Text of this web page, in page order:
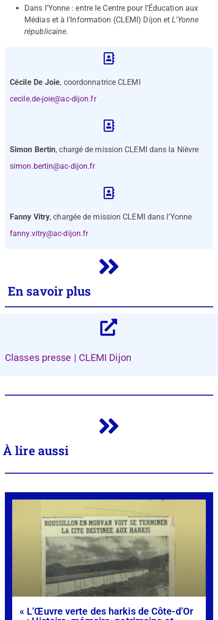
Dans l’Yonne : entre le Centre pour l’Éducation aux
Médias et à l’Information (CLEMI) Dijon etL’Yonne
républicaine.
Cécile De Joie, coordonnatrice CLEMI
cecile.de-joie@ac-dijon.fr
Simon Bertin, chargé de mission CLEMI dans la Nièvre
simon.bertin@ac-dijon.fr
Fanny Vitry, chargée de mission CLEMI dans l’Yonne
fanny.vitry@ac-dijon.fr
En savoir plus
Classes presse | CLEMI Dijon
À lire aussi
« L’Œuvre verte des harkis de Côte-d’Or